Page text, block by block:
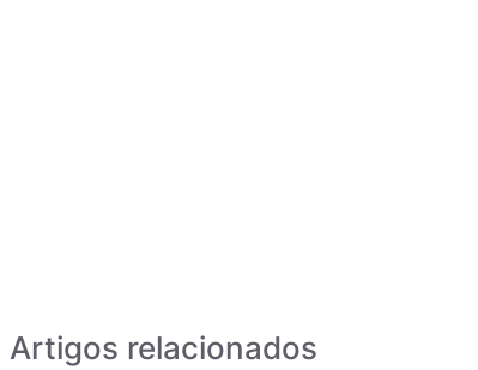
Artigos relacionados